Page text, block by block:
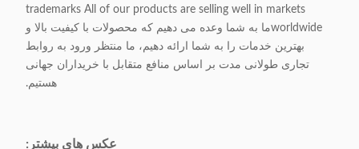
trademarks All of our products are selling well in markets
worldwideما به شما وعده می دهیم که محصولات با کیفیت بالا و
بهترین خدمات را به شما ارائه دهیم، ما منتظر ورود به روابط
تجاری طولانی مدت بر اساس منافع متقابل با خریداران جهانی
هستیم.
عکس های بیشتر: